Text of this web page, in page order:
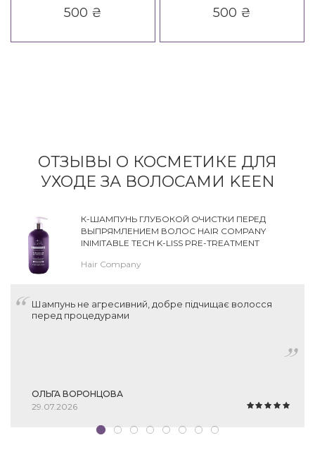
500 ₴ 500 ₴
ОТЗЫВЫ О КОСМЕТИКЕ ДЛЯ
УХОДЕ ЗА ВОЛОСАМИ KEEN
К-ШАМПУНЬ ГЛУБОКОЙ ОЧИСТКИ ПЕРЕД
ВЫПРЯМЛЕНИЕМ ВОЛОС HAIR COMPANY
INIMITABLE TECH K-LISS PRE-TREATMENT
Hair Company
Шампунь не агресивний, добре підчищає волосся
перед процедурами
ОЛЬГА ВОРОНЦОВА
29.07.2026